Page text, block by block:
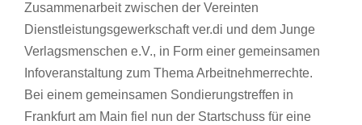
Zusammenarbeit zwischen der Vereinten
Dienstleistungsgewerkschaft ver.di und dem Junge
Verlagsmenschen e.V., in Form einer gemeinsamen
Infoveranstaltung zum Thema Arbeitnehmerrechte.
Bei einem gemeinsamen Sondierungstreffen in
Frankfurt am Main fiel nun der Startschuss für eine